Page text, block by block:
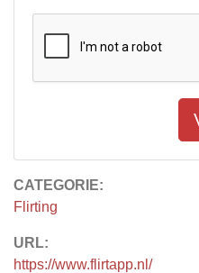
CATEGORIE:
Flirting
URL:
https://www.flirtapp.nl/